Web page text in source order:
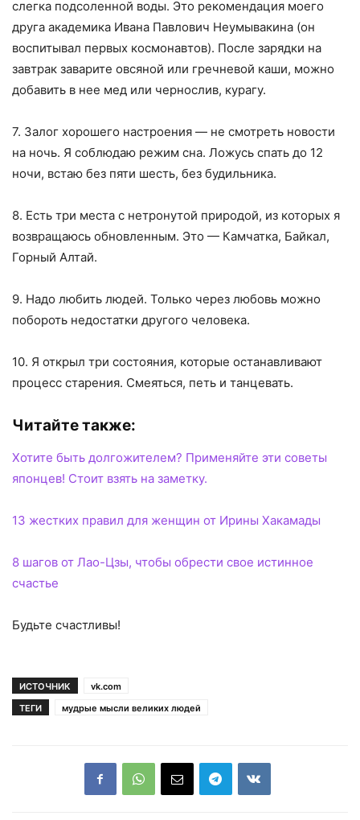
слегка подсоленной вoды. Это рекомендация моего
друга академика Ивана Павлович Неумывакина (он
воспитывал первых космонавтов). После зарядки на
завтрак заварите овсяной или гречневой каши, можно
добавить в нее мед или чернослив, курагу.
7. Залог хорошего настроения — не смотреть новости
на ночь. Я соблюдаю режим сна. Ложусь спать до 12
ночи, встаю без пяти шесть, без будильника.
8. Есть тpи места с нетронутой природой, из которых я
возвращаюсь обновленным. Это — Камчатка, Байкал,
Горный Алтай.
9. Надо любить людей. Только через любовь можно
побороть недостатки другого человека.
10. Я открыл три состояния, которые останавливают
процесс старения. Смеяться, петь и танцевать.
Читайте также:
Хотите быть долгожителем? Применяйте эти советы
японцев! Стоит взять на заметку.
13 жестких правил для женщин от Ирины Хакамады
8 шагов от Лао-Цзы, чтобы обрести свое истинное
счастье
Будьте счастливы!
ИСТОЧНИК
vk.com
ТЕГИ
мудрые мысли великих людей